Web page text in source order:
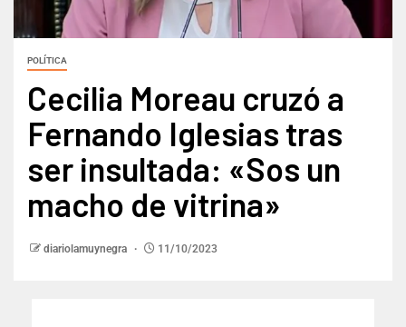
POLÍTICA
Cecilia Moreau cruzó a
Fernando Iglesias tras
ser insultada: «Sos un
macho de vitrina»
diariolamuynegra 11/10/2023